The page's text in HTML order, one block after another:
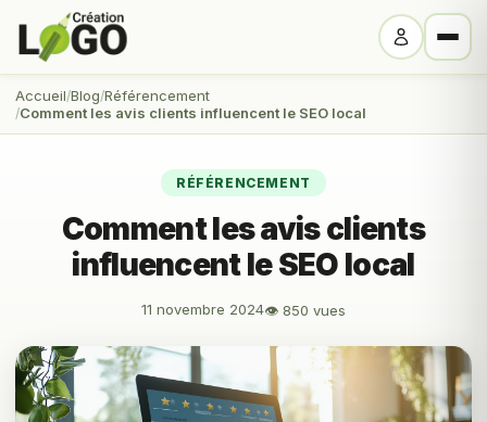
Accueil Blog Référencement
Comment les avis clients influencent le SEO local
RÉFÉRENCEMENT
Comment les avis clients
influencent le SEO local
11 novembre 2024👁 850 vues